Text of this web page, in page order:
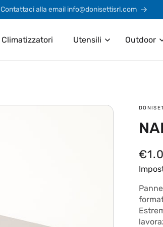
Contattaci alla email info@donisettisrl.com
Climatizzatori Utensili Outdoor
SKU:
P
r
e
z
z